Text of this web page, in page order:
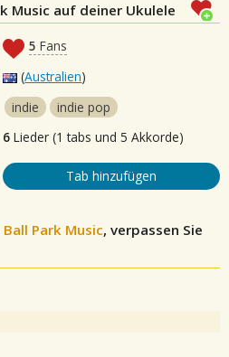
Music auf deiner Ukulele
5 Fans
(Australien)
indie
indie pop
6 Lieder (1 tabs und 5 Akkorde)
Tab hinzufügen
Ball Park Music, verpassen Sie